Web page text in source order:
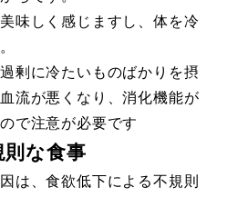
味しく感じますし、体を冷
剰に冷たいものばかりを摂
流が悪くなり、消化機能が
で注意が必要です
則な食事
は、食欲低下による不規則